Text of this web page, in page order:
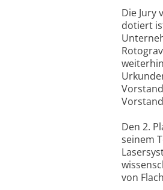
Die Jury
dotiert
Den 2.
seinem
von